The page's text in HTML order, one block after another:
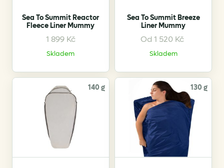
Sea To Summit Reactor
Fleece Liner Mummy
1 899 Kč
Skladem
This
product
multiple
variants.
The
options
may
chosen
on
Sea To Summit Breeze
Liner Mummy
Od1 520 Kč
Skladem
This
product
multiple
variants.
The
options
be
chosen
on
140 g 130 g